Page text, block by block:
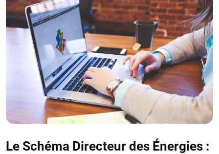
Le Schéma Directeur des Énergies :